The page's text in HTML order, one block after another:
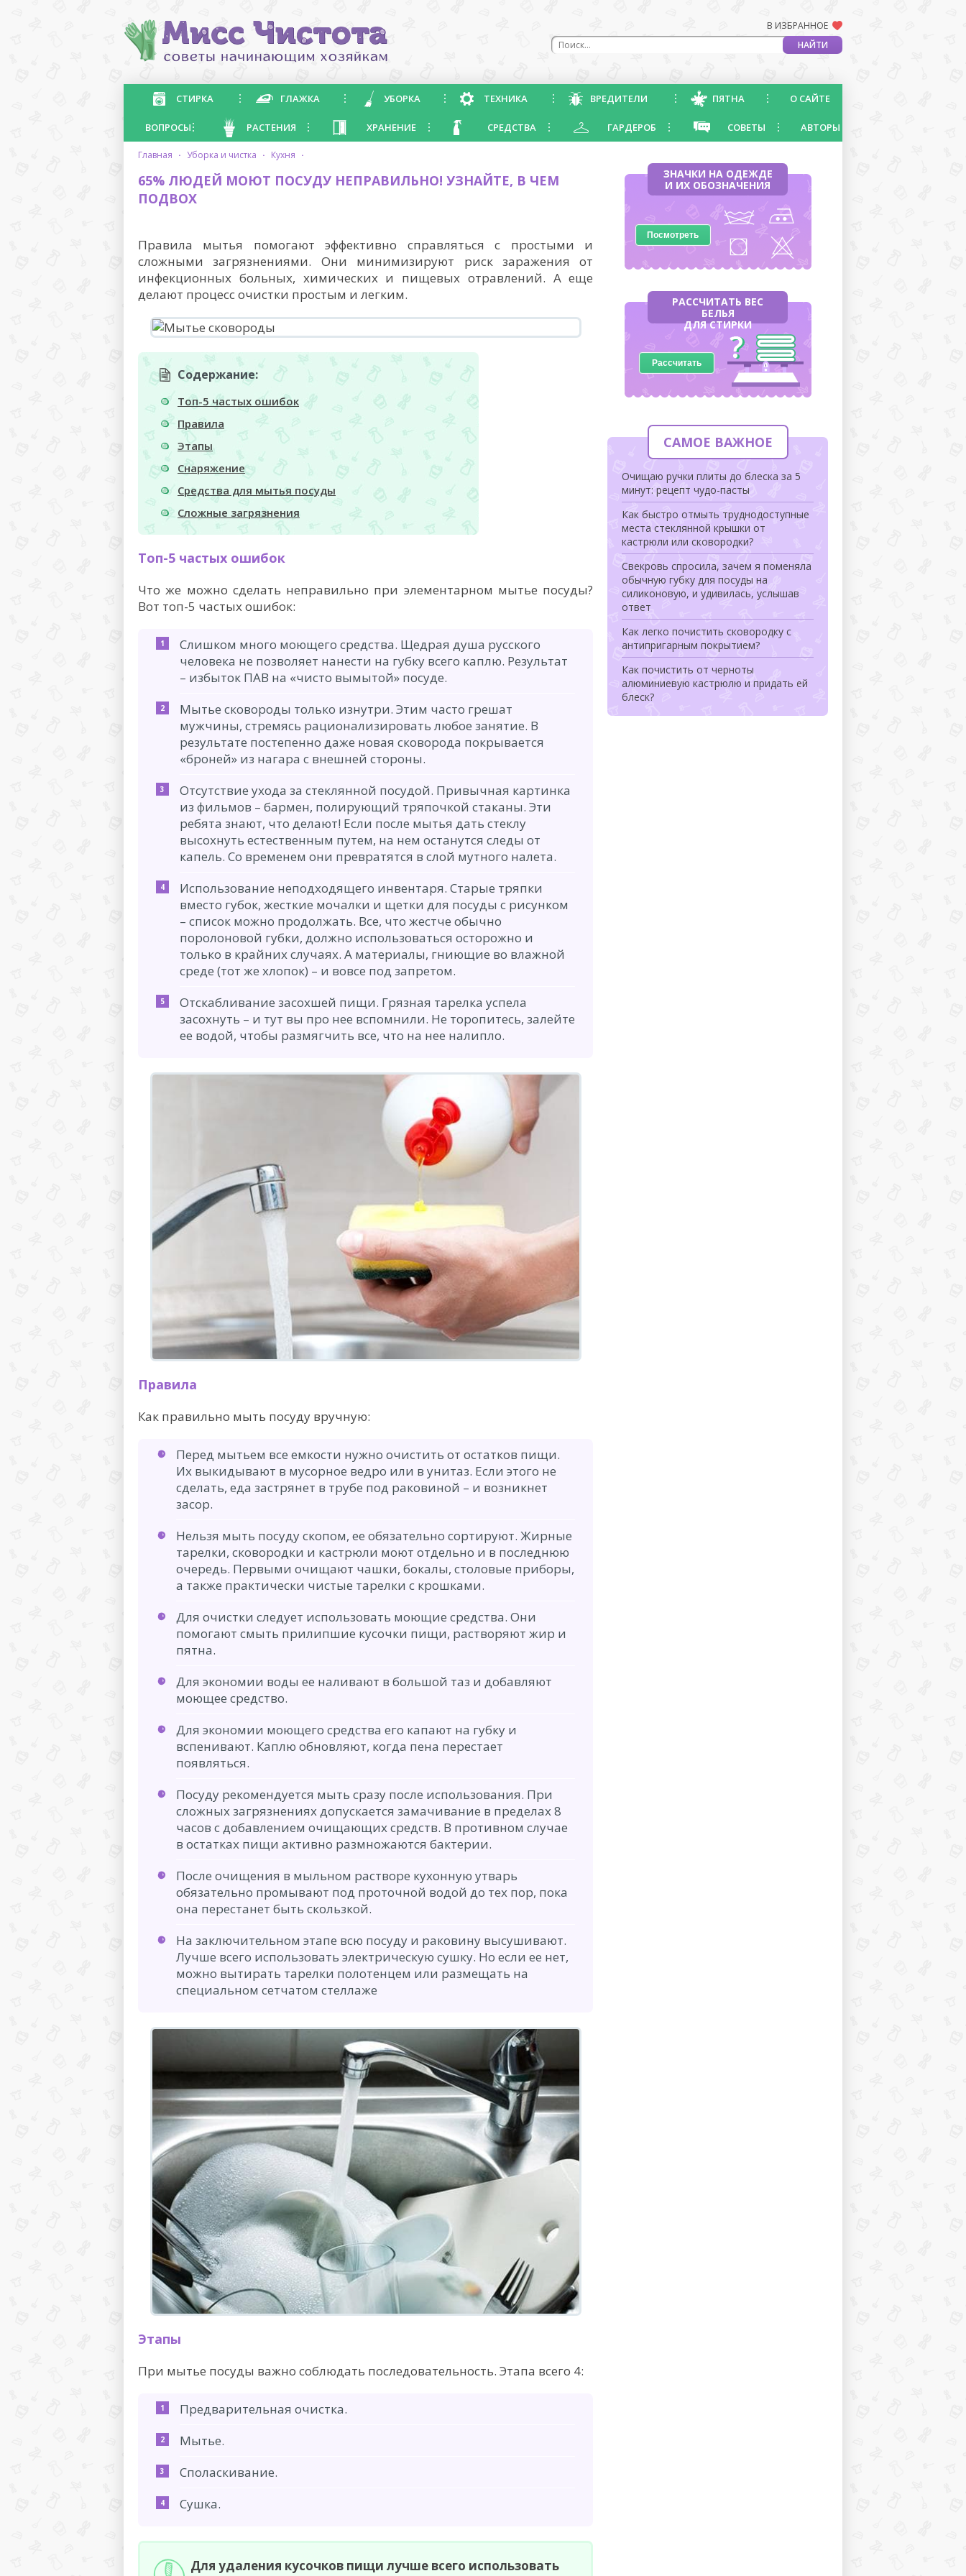
В ИЗБРАННОЕ
СТИРКА ГЛАЖКА УБОРКА ТЕХНИКА ВРЕДИТЕЛИ ПЯТНА О САЙТЕ
ВОПРОСЫ РАСТЕНИЯ ХРАНЕНИЕ СРЕДСТВА ГАРДЕРОБ СОВЕТЫ АВТОРЫ
главная · уборка и чистка · кухня ·
65% ЛЮДЕЙ МОЮТ ПОСУДУ НЕПРАВИЛЬНО! УЗНАЙТЕ, В ЧЕМ
ПОДВОХ
Правила мытья помогают эффективно справляться с простыми и
сложными загрязнениями. Они минимизируют риск заражения от
инфекционных больных, химических и пищевых отравлений. А еще
делают процесс очистки простым и легким.
Содержание:
Топ-5 частых ошибок
Правила
Этапы
Снаряжение
Средства для мытья посуды
Сложные загрязнения
Топ-5 частых ошибок
Что же можно сделать неправильно при элементарном мытье посуды?
Вот топ-5 частых ошибок:
Слишком много моющего средства. Щедрая душа русского
человека не позволяет нанести на губку всего каплю. Результат
– избыток ПАВ на «чисто вымытой» посуде.
Мытье сковороды только изнутри. Этим часто грешат
мужчины, стремясь рационализировать любое занятие. В
результате постепенно даже новая сковорода покрывается
«броней» из нагара с внешней стороны.
Отсутствие ухода за стеклянной посудой. Привычная картинка
из фильмов – бармен, полирующий тряпочкой стаканы. Эти
ребята знают, что делают! Если после мытья дать стеклу
высохнуть естественным путем, на нем останутся следы от
капель. Со временем они превратятся в слой мутного налета.
Использование неподходящего инвентаря. Старые тряпки
вместо губок, жесткие мочалки и щетки для посуды с рисунком
– список можно продолжать. Все, что жестче обычно
поролоновой губки, должно использоваться осторожно и
только в крайних случаях. А материалы, гниющие во влажной
среде (тот же хлопок) – и вовсе под запретом.
Отскабливание засохшей пищи. Грязная тарелка успела
засохнуть – и тут вы про нее вспомнили. Не торопитесь, залейте
ее водой, чтобы размягчить все, что на нее налипло.
Правила
Как правильно мыть посуду вручную:
Перед мытьем все емкости нужно очистить от остатков пищи.
Их выкидывают в мусорное ведро или в унитаз. Если этого не
сделать, еда застрянет в трубе под раковиной – и возникнет
засор.
Нельзя мыть посуду скопом, ее обязательно сортируют. Жирные
тарелки, сковородки и кастрюли моют отдельно и в последнюю
очередь. Первыми очищают чашки, бокалы, столовые приборы,
а также практически чистые тарелки с крошками.
Для очистки следует использовать моющие средства. Они
помогают смыть прилипшие кусочки пищи, растворяют жир и
пятна.
Для экономии воды ее наливают в большой таз и добавляют
моющее средство.
Для экономии моющего средства его капают на губку и
вспенивают. Каплю обновляют, когда пена перестает
появляться.
Посуду рекомендуется мыть сразу после использования. При
сложных загрязнениях допускается замачивание в пределах 8
часов с добавлением очищающих средств. В противном случае
в остатках пищи активно размножаются бактерии.
После очищения в мыльном растворе кухонную утварь
обязательно промывают под проточной водой до тех пор, пока
она перестанет быть скользкой.
На заключительном этапе всю посуду и раковину высушивают.
Лучше всего использовать электрическую сушку. Но если ее нет,
можно вытирать тарелки полотенцем или размещать на
специальном сетчатом стеллаже
Этапы
При мытье посуды важно соблюдать последовательность. Этапа всего 4:
Предварительная очистка.
Мытье.
Споласкивание.
Сушка.
Для удаления кусочков пищи лучше всего использовать
ЗНАЧКИ НА ОДЕЖДЕ
И ИХ ОБОЗНАЧЕНИЯ
Посмотреть
РАССЧИТАТЬ ВЕС
БЕЛЬЯ
ДЛЯ СТИРКИ
Рассчитать
САМОЕ ВАЖНОЕ
Очищаю ручки плиты до блеска за 5
минут: рецепт чудо-пасты
Как быстро отмыть труднодоступные
места стеклянной крышки от
кастрюли или сковородки?
Свекровь спросила, зачем я поменяла
обычную губку для посуды на
силиконовую, и удивилась, услышав
ответ
Как легко почистить сковородку с
антипригарным покрытием?
Как почистить от черноты
алюминиевую кастрюлю и придать ей
блеск?